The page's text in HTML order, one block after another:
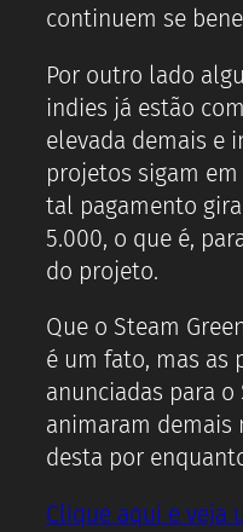
continuem se
Por outro lado
indies já estão
elevada demais e
projetos sigam
tal pagamento
5.000, o que é,
do projeto.
Que o Steam
é um fato, mas as
anunciadas para
animaram demais
desta por
Clique aqui e veja